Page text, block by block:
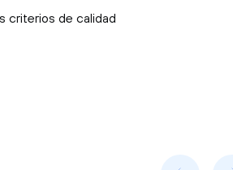
criterios de calidad